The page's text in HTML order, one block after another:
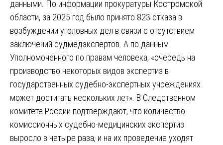
данными. По информации прокуратуры Костромской
области, за 2025 год было принято 823 отказа в
возбуждении уголовных дел в связи с отсутствием
заключений судмедэкспертов. А по данным
Уполномоченного по правам человека, «очередь на
производство некоторых видов экспертиз в
государственных судебно-экспертных учреждениях
может достигать нескольких лет». В Следственном
комитете России подтверждают, что количество
комиссионных судебно-медицинских экспертиз
выросло в четыре раза, и на их проведение уходят